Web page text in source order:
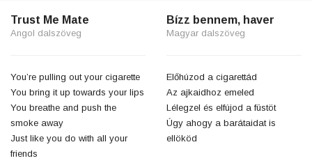
Trust Me Mate
Angol dalszöveg
You’re pulling out your cigarette
You bring it up towards your lips
You breathe and push the
smoke away
Just like you do with all your
friends
Bízz bennem, haver
Magyar dalszöveg
Előhúzod a cigarettád
Az ajkaidhoz emeled
Lélegzel és elfújod a füstöt
Úgy ahogy a barátaidat is
ellököd